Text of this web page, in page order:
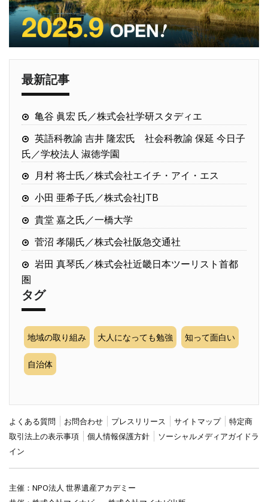
最新記事
亀谷 眞宏 氏／株式会社学研スタディエ
英語科教諭 吉井 隆宏氏 社会科教諭 保延 今日子
氏／学校法人 淑徳学園
月村 将士氏／株式会社エイチ・アイ・エス
小田 亜希子氏／株式会社JTB
貴堂 嘉之氏／一橋大学
菅沼 孝陽氏／株式会社阪急交通社
岩田 真琴氏／株式会社近畿日本ツーリスト首都
圏
タグ
地域の取り組み 大人になっても勉強 知って面白い
自治体
よくある質問 お問合わせ プレスリリース サイトマップ
特定商
取引法上の表示事項
個人情報保護方針
ソーシャルメディアガイドラ
イン
主催： NPO法人 世界遺産アカデミー